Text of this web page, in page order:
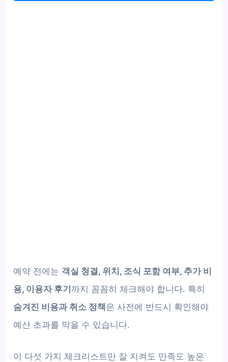
예약 전에는 객실 청결, 위치, 조식 포함 여부, 추가 비
용, 이용자 후기까지 꼼꼼히 체크해야 합니다. 특히
숨겨진 비용과 취소 정책은 사전에 반드시 확인해야
예산 초과를 막을 수 있습니다.
이 다섯 가지 체크리스트만 잘 지켜도 만족도 높은